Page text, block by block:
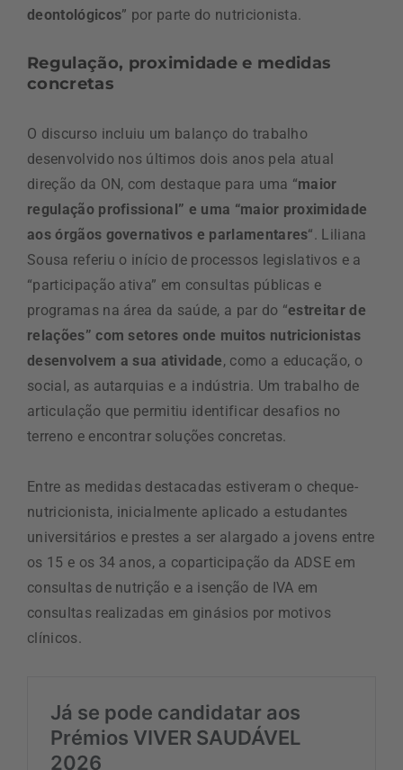
deontológicos” por parte do nutricionista.
Regulação, proximidade e medidas
concretas
O discurso incluiu um balanço do trabalho
desenvolvido nos últimos dois anos pela atual
direção da ON, com destaque para uma “maior
regulação profissional” e uma “maior proximidade
aos órgãos governativos e parlamentares“. Liliana
Sousa referiu o início de processos legislativos e a
“participação ativa” em consultas públicas e
programas na área da saúde, a par do “estreitar de
relações” com setores onde muitos nutricionistas
desenvolvem a sua atividade, como a educação, o
social, as autarquias e a indústria. Um trabalho de
articulação que permitiu identificar desafios no
terreno e encontrar soluções concretas.
Entre as medidas destacadas estiveram o cheque-
nutricionista, inicialmente aplicado a estudantes
universitários e prestes a ser alargado a jovens entre
os 15 e os 34 anos, a coparticipação da ADSE em
consultas de nutrição e a isenção de IVA em
consultas realizadas em ginásios por motivos
clínicos.